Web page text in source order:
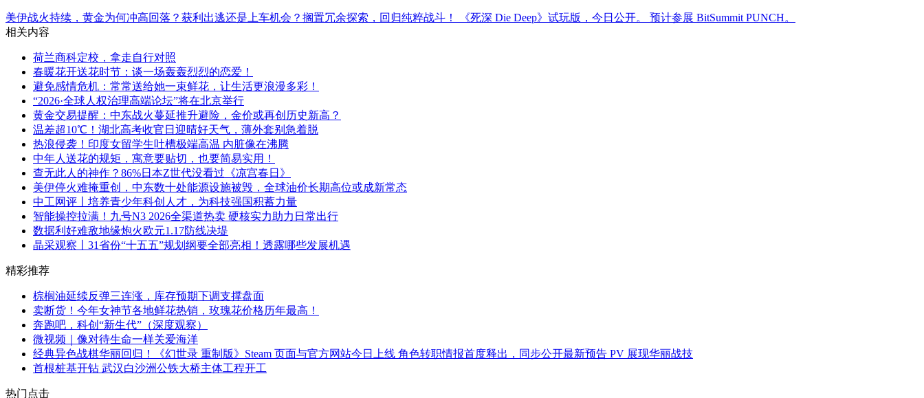
美伊战火持续，黄金为何冲高回落？获利出逃还是上车机会？ 搁置冗余探索，回归纯粹战斗！ 《死深 Die Deep》试玩版，今日公开。 预计参展 BitSummit PUNCH。
相关内容
荷兰商科定校，拿走自行对照
春暖花开送花时节：谈一场轰轰烈烈的恋爱！
避免感情危机：常常送给她一束鲜花，让生活更浪漫多彩！
“2026·全球人权治理高端论坛”将在北京举行
黄金交易提醒：中东战火蔓延推升避险，金价或再创历史新高？
温差超10℃！湖北高考收官日迎晴好天气，薄外套别急着脱
热浪侵袭！印度女留学生吐槽极端高温 内脏像在沸腾
中年人送花的规矩，寓意要贴切，也要简易实用！
查无此人的神作？86%日本Z世代没看过《凉宫春日》
美伊停火难掩重创，中东数十处能源设施被毁，全球油价长期高位或成新常态
中工网评丨培养青少年科创人才，为科技强国积蓄力量
智能操控拉满！九号N3 2026全渠道热卖 硬核实力助力日常出行
数据利好难敌地缘炮火欧元1.17防线决堤
晶采观察丨31省份“十五五”规划纲要全部亮相！透露哪些发展机遇
精彩推荐
棕榈油延续反弹三连涨，库存预期下调支撑盘面
卖断货！今年女神节各地鲜花热销，玫瑰花价格历年最高！
奔跑吧，科创“新生代”（深度观察）
微视频｜像对待生命一样关爱海洋
经典异色战棋华丽回归！《幻世录 重制版》Steam 页面与官方网站今日上线 角色转职情报首度释出，同步公开最新预告 PV 展现华丽战技
首根桩基开钻 武汉白沙洲公铁大桥主体工程开工
热门点击